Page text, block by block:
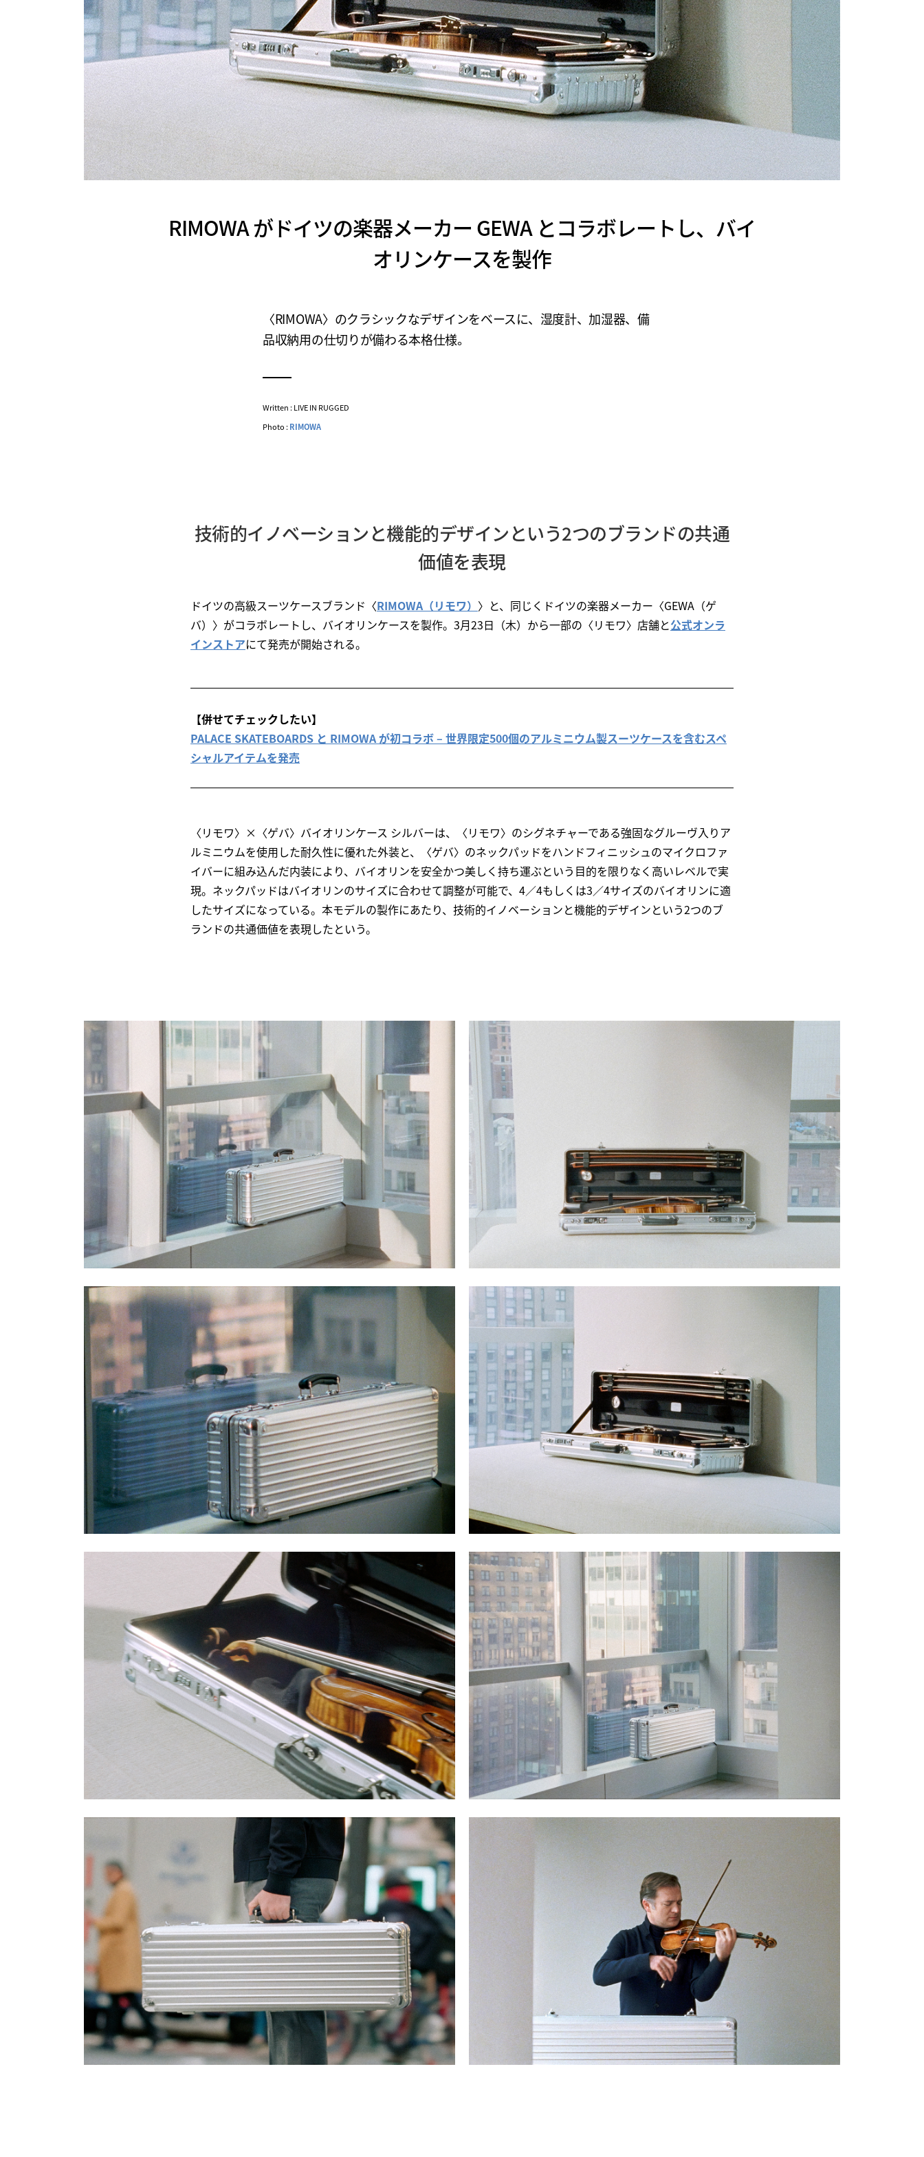
RIMOWA がドイツの楽器メーカー GEWA とコラボレートし、バイ
オリンケースを製作
〈RIMOWA〉のクラシックなデザインをベースに、湿度計、加湿器、備
品収納用の仕切りが備わる本格仕様。
Written : LIVE IN RUGGED
Photo :RIMOWA
技術的イノベーションと機能的デザインという2つのブランドの共通
価値を表現
ドイツの高級スーツケースブランド〈RIMOWA（リモワ） 〉と、同じくドイツの楽器メーカー〈GEWA（ゲ
バ）〉がコラボレートし、バイオリンケースを製作。3月23日（木）から一部の〈リモワ〉店舗と公式オンラ
インストアにて発売が開始される。
【併せてチェックしたい】
PALACE SKATEBOARDS と RIMOWA が初コラボ – 世界限定500個のアルミニウム製スーツケースを含むスペ
シャルアイテムを発売
〈リモワ〉×〈ゲバ〉バイオリンケース シルバーは、〈リモワ〉のシグネチャーである強固なグルーヴ入りア
ルミニウムを使用した耐久性に優れた外装と、〈ゲバ〉のネックパッドをハンドフィニッシュのマイクロファ
イバーに組み込んだ内装により、バイオリンを安全かつ美しく持ち運ぶという目的を限りなく高いレベルで実
現。ネックパッドはバイオリンのサイズに合わせて調整が可能で、4／4もしくは3／4サイズのバイオリンに適
したサイズになっている。本モデルの製作にあたり、技術的イノベーションと機能的デザインという2つのブ
ランドの共通価値を表現したという。